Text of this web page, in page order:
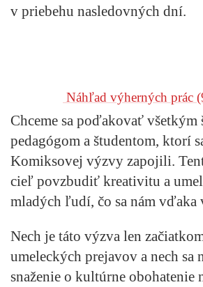
v priebehu nasledovných dní.
Náhľad výherných prác
Chceme sa poďakovať všetkým
pedagógom a študentom, ktorí
Komiksovej výzvy zapojili.
cieľ povzbudiť kreativitu a
mladých ľudí, čo sa nám vďaka
Nech je táto výzva len
umeleckých prejavov a nech sa
snaženie o kultúrne obohatenie